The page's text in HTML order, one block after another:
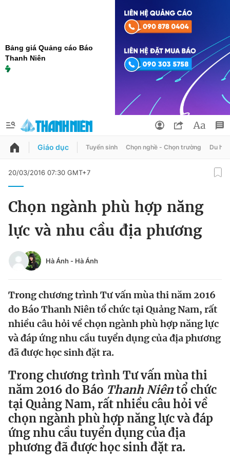
Bảng giá Quảng cáo Báo
Thanh Niên
QUẢNG CÁO ĐẶT BÁO
Chuyên mục
Chào ngày mới
Tin thị trường Tin 360
Video Magazine
Tiện ích Bạn cần biết
Thông tin tòa soạn Liên hệ quảng cáo
Đổi mật khẩu
Tin đã lưu
Tin đã xem
Giáo dục Tuyển sinh Chọn nghề - Chọn trường Du học
20/03/2016 07:30 GMT+7
Chọn ngành phù hợp năng
lực và nhu cầu địa phương
Hà Ánh - Hà Ánh
Trong chương trình Tư vấn mùa thi năm 2016
do Báo Thanh Niên tổ chức tại Quảng Nam, rất
nhiều câu hỏi về chọn ngành phù hợp năng lực
và đáp ứng nhu cầu tuyển dụng của địa phương
đã được học sinh đặt ra.
Trong chương trình Tư vấn mùa thi
năm 2016 do Báo Thanh Niêntổ chức
tại Quảng Nam, rất nhiều câu hỏi về
chọn ngành phù hợp năng lực và đáp
ứng nhu cầu tuyển dụng của địa
phương đã được học sinh đặt ra.